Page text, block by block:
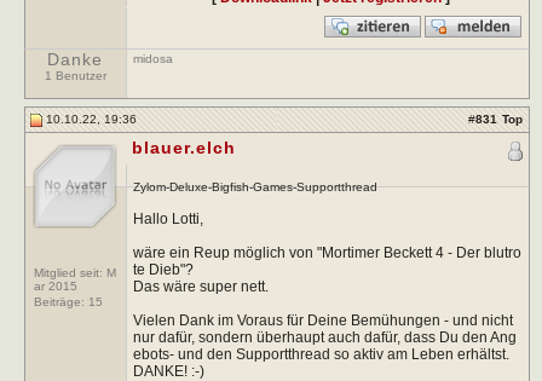
Danke
1 Benutzer
midosa
10.10.22, 19:36 #831 Top
Mitglied seit: M
ar 2015
Beiträge: 15
blauer.elch
Zylom-Deluxe-Bigfish-Games-Supportthread
Hallo Lotti,
wäre ein Reup möglich von "Mortimer Beckett 4 - Der blutro
te Dieb"?
Das wäre super nett.
Vielen Dank im Voraus für Deine Bemühungen - und nicht
nur dafür, sondern überhaupt auch dafür, dass Du den Ang
ebots- und den Supportthread so aktiv am Leben erhältst.
DANKE! :-)